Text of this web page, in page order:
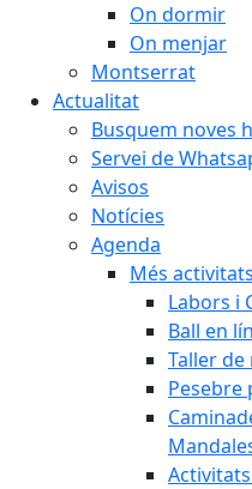
On dormir
On menjar
Montserrat
Actualitat
Busquem noves
Servei de
Avisos
Notícies
Agenda
Més
Labors i
Ball en
Taller de
Pesebre